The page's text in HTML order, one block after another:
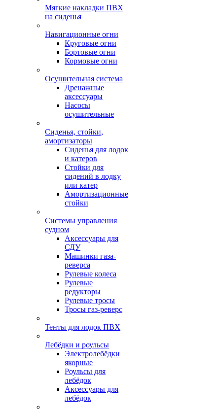
Мягкие накладки ПВХ
на сиденья
Навигационные огни
Круговые огни
Бортовые огни
Кормовые огни
Осушительная система
Дренажные
аксессуары
Насосы
осушительные
Сиденья, стойки,
амортизаторы
Сиденья для лодок
и катеров
Стойки для
сидений в лодку
или катер
Амортизационные
стойки
Системы управления
судном
Аксессуары для
СДУ
Машинки газа-
реверса
Рулевые колеса
Рулевые
редукторы
Рулевые тросы
Тросы газ-реверс
Тенты для лодок ПВХ
Лебёдки и роульсы
Электролебёдки
якорные
Роульсы для
лебёдок
Аксессуары для
лебёдок